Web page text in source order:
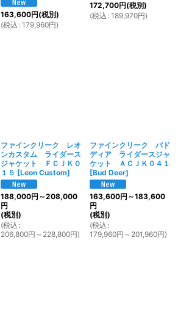
163,600円(税別)
(税込 : 179,960円)
172,700円(税別)
(税込 : 189,970円)
ファインクリーク レオ
ンカスタム ライダース
ジャケット ＦＣＪＫ０
１５ [Leon Custom]
188,000円 ～208,000
円
(税別)
(税込 :
206,800円 ～228,800円)
ファインクリーク バド
ディア ライダースジャ
ケット ＡＣＪＫ０４１
[Bud Deer]
163,600円 ～183,600
円
(税別)
(税込 :
179,960円 ～201,960円)